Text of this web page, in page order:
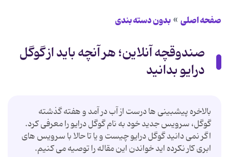
صفحه اصلی بدون دسته بندی
صندوقچه آنلاین؛ هر آنچه باید از گوگل
درایو بدانید
بالاخره پیشبینی ها درست از آب در آمد و هفته گذشته
گوگل، سرویس جدید خود به نام گوگل درایو را معرفی کرد.
اگر نمی دانید گوگل درایو چیست و یا تا حالا با سرویس های
ابری کار نکرده اید خواندن این مقاله را توصیه می کنیم.